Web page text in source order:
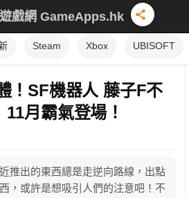
戲網 GameApps.hk
Steam Xbox UBISOFT
！SF機器人 藤子F不
月霸氣登場！
推出的東西總是走逆向路線，出點
，或許是想吸引人們的注意吧！不